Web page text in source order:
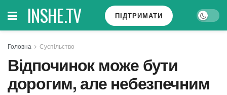
INSHE.TV ПІДТРИМАТИ
Головна Суспільство
Відпочинок може бути
дорогим, але небезпечним